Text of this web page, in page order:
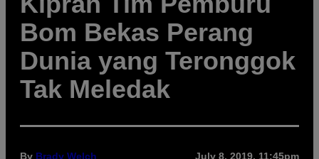
Bom Bekas Perang
Dunia yang Teronggok
Tak Meledak
By Brady Welch July 8, 2019, 11:45pm